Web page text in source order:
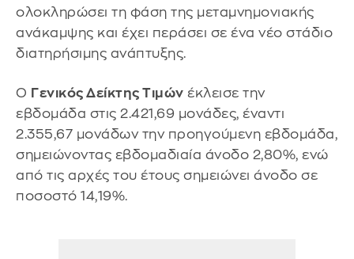
ολοκληρώσει τη φάση της μεταμνημονιακής
ανάκαμψης και έχει περάσει σε ένα νέο στάδιο
διατηρήσιμης ανάπτυξης.
O Γενικός Δείκτης Τιμών έκλεισε την
εβδομάδα στις 2.421,69 μονάδες, έναντι
2.355,67 μονάδων την προηγούμενη εβδομάδα,
σημειώνοντας εβδομαδιαία άνοδο 2,80%, ενώ
από τις αρχές του έτους σημειώνει άνοδο σε
ποσοστό 14,19%.